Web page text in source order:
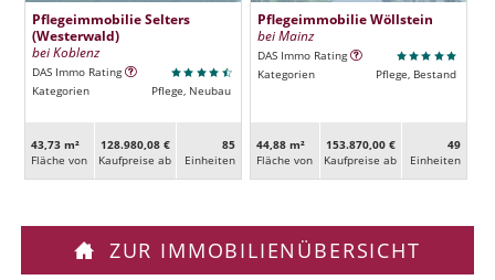
Pflegeimmobilie Selters
(Westerwald)
bei Koblenz
DAS Immo Rating
Kategorien
Pflege, Neubau
43,73 m²
Fläche von
128.980,08 €
Kaufpreise ab
85
Ein­heiten
Pflegeimmobilie Wöllstein
bei Mainz
DAS Immo Rating
Kategorien
Pflege, Bestand
44,88 m²
Fläche von
153.870,00 €
Kaufpreise ab
49
Ein­heiten
ZUR IMMOBILIENÜBERSICHT